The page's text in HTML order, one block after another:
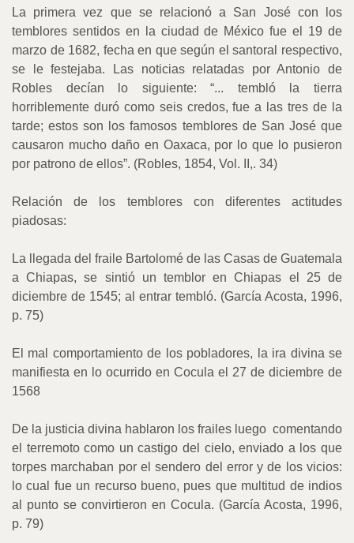
La primera vez que se relacionó a San José con los
temblores sentidos en la ciudad de México fue el 19 de
marzo de 1682, fecha en que según el santoral respectivo,
se le festejaba. Las noticias relatadas por Antonio de
Robles decían lo siguiente: “... tembló la tierra
horriblemente duró como seis credos, fue a las tres de la
tarde; estos son los famosos temblores de San José que
causaron mucho daño en Oaxaca, por lo que lo pusieron
por patrono de ellos”. (Robles, 1854, Vol. II,. 34)
Relación de los temblores con diferentes actitudes
piadosas:
La llegada del fraile Bartolomé de las Casas de Guatemala
a Chiapas, se sintió un temblor en Chiapas el 25 de
diciembre de 1545; al entrar tembló. (García Acosta, 1996,
p. 75)
El mal comportamiento de los pobladores, la ira divina se
manifiesta en lo ocurrido en Cocula el 27 de diciembre de
1568
De la justicia divina hablaron los frailes luego comentando
el terremoto como un castigo del cielo, enviado a los que
torpes marchaban por el sendero del error y de los vicios:
lo cual fue un recurso bueno, pues que multitud de indios
al punto se convirtieron en Cocula. (García Acosta, 1996,
p. 79)